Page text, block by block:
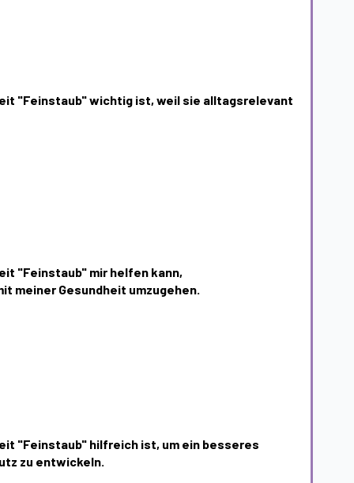
"Feinstaub" wichtig ist, weil sie alltagsrelevant
"Feinstaub" mir helfen kann,
meiner Gesundheit umzugehen.
"Feinstaub" hilfreich ist, um ein besseres
zu entwickeln.